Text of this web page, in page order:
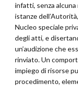
infatti, senza
istanze
Nucleo speciale
degli atti, e
un’audizione che
rinviato. Un
impiego di risorse
procedimento,